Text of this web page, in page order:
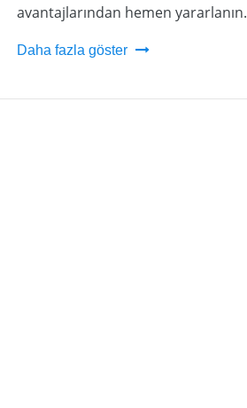
avantajlarından hemen yararlanın.
Daha fazla göster